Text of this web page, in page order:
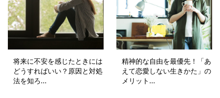
将来に不安を感じたときには
どうすればいい？原因と対処
法を知ろ...
精神的な自由を最優先！「あ
えて恋愛しない生きかた」の
メリット...